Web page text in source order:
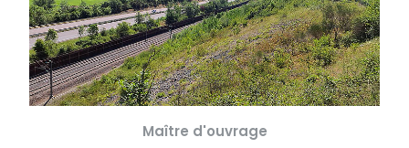
Maître d'ouvrage